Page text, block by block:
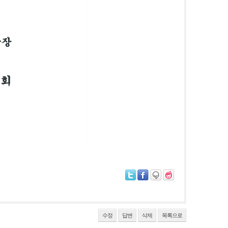
수정 답변 삭제 목록으로